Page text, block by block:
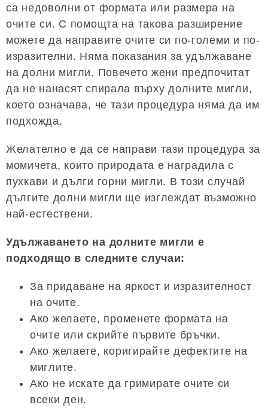
са недоволни от формата или размера на
очите си. С помощта на такова разширение
можете да направите очите си по-големи и по-
изразителни. Няма показания за удължаване
на долни мигли. Повечето жени предпочитат
да не нанасят спирала върху долните мигли,
което означава, че тази процедура няма да им
подхожда.
Желателно е да се направи тази процедура за
момичета, които природата е наградила с
пухкави и дълги горни мигли. В този случай
дългите долни мигли ще изглеждат възможно
най-естествени.
Удължаването на долните мигли е
подходящо в следните случаи:
За придаване на яркост и изразителност
на очите.
Ако желаете, променете формата на
очите или скрийте първите бръчки.
Ако желаете, коригирайте дефектите на
миглите.
Ако не искате да гримирате очите си
всеки ден.